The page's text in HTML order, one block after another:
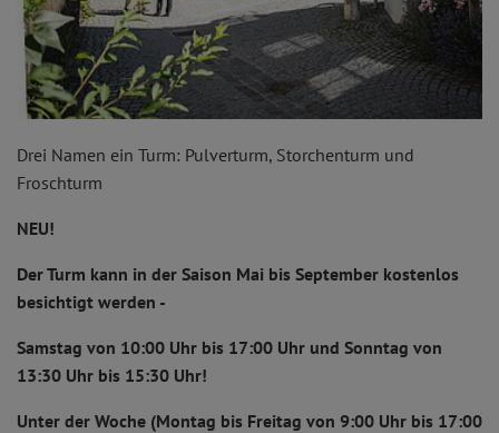
Drei Namen ein Turm: Pulverturm, Storchenturm und
Froschturm
NEU!
Der Turm kann in der Saison Mai bis September kostenlos
besichtigt werden -
Samstag von 10:00 Uhr bis 17:00 Uhr und Sonntag von
13:30 Uhr bis 15:30 Uhr!
Unter der Woche (Montag bis Freitag von 9:00 Uhr bis 17:00